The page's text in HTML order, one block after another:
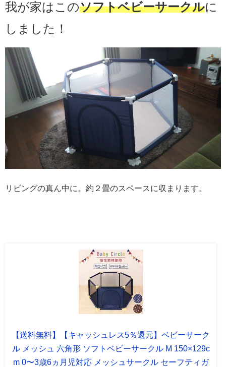
我が家はこのソフトベビーサークルに
しました！
リビングの真ん中に。約２畳のスペースに収まります。
【送料無料】【キャッシュレス5％還元】ベビーサーク
ル メッシュ 六角形 ソフトベビーサークル M 150×129c
m 0〜3歳6ヵ月児対応 メッシュサークル セーフティガ